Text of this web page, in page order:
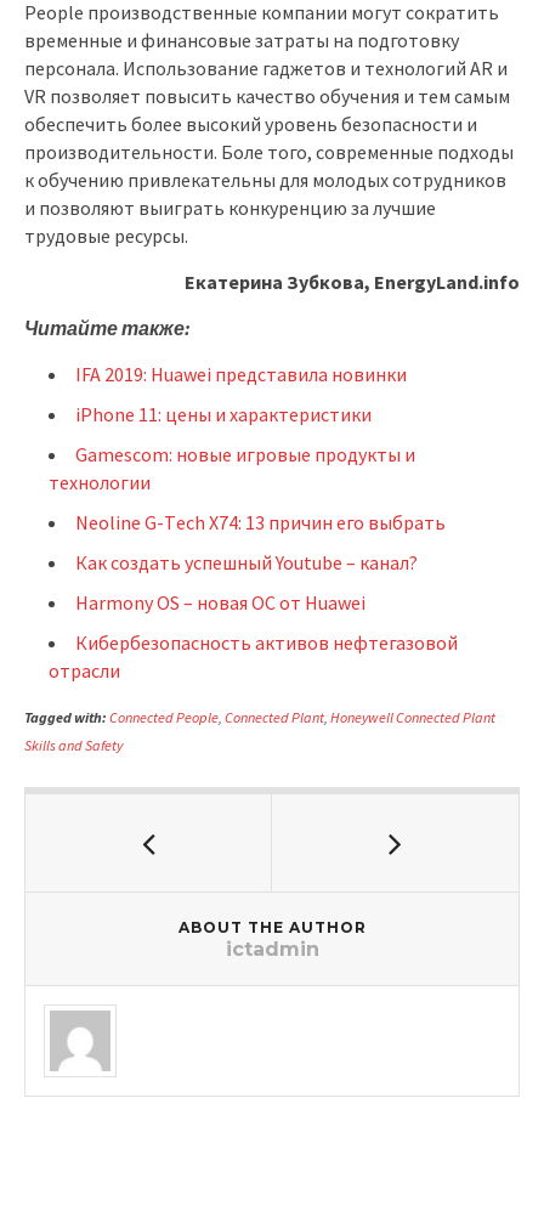
People производственные компании могут сократить
временные и финансовые затраты на подготовку
персонала. Использование гаджетов и технологий AR и
VR позволяет повысить качество обучения и тем самым
обеспечить более высокий уровень безопасности и
производительности. Боле того, современные подходы
к обучению привлекательны для молодых сотрудников
и позволяют выиграть конкуренцию за лучшие
трудовые ресурсы.
Екатерина Зубкова, EnergyLand.info
Читайте также:
IFA 2019: Huawei представила новинки
iPhone 11: цены и характеристики
Gamescom: новые игровые продукты и
технологии
Neoline G-Тech X74: 13 причин его выбрать
Как создать успешный Youtube – канал?
Harmony OS – новая ОС от Huawei
Кибербезопасность активов нефтегазовой
отрасли
Tagged with: Connected People Connected Plant Honeywell Connected Plant
Skills and Safety
ABOUT THE AUTHOR
ictadmin